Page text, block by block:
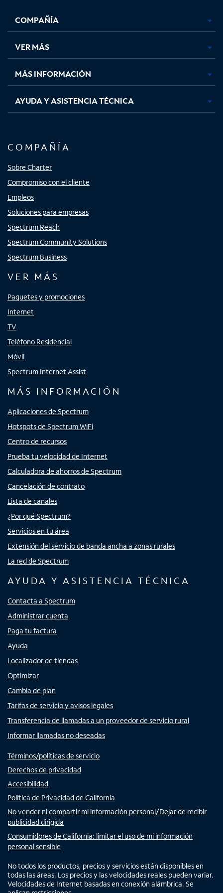
abre
en
pestaña
nueva
abre
en
pestaña
nueva
abre
en
pestaña
nueva
en
nueva
COMPAÑÍA
VER MÁS
MÁS INFORMACIÓN
AYUDA Y ASISTENCIA TÉCNICA
COMPAÑÍA
Sobre Charter
Compromiso con el cliente
Empleos
Soluciones para empresas
Spectrum Reach
Spectrum Community Solutions
Spectrum Business
VER MÁS
Paquetes y promociones
Internet
TV
Teléfono Residencial
Móvil
Spectrum Internet Assist
MÁS INFORMACIÓN
Aplicaciones de Spectrum
Hotspots de Spectrum WiFi
Centro de recursos
Prueba tu velocidad de Internet
Calculadora de ahorros de Spectrum
Cancelación de contrato
Lista de canales
¿Por qué Spectrum?
Servicios en tu área
Extensión del servicio de banda ancha a zonas rurales
La red de Spectrum
AYUDA Y ASISTENCIA TÉCNICA
Contacta a Spectrum
Administrar cuenta
Paga tu factura
Ayuda
Localizador de tiendas
Optimizar
Cambia de plan
Tarifas de servicio y avisos legales
Transferencia de llamadas a un proveedor de servicio rural
Informar llamadas no deseadas
Términos/políticas de servicio
Derechos de privacidad
Accesibilidad
Política de Privacidad de California
No vender ni compartir mi información personal/Dejar de recibir
publicidad dirigida
Consumidores de California: limitar el uso de mi información
personal sensible
No todos los productos, precios y servicios están disponibles en
todas las áreas. Los precios y las velocidades reales pueden variar.
Velocidades de Internet basadas en conexión alámbrica. Se